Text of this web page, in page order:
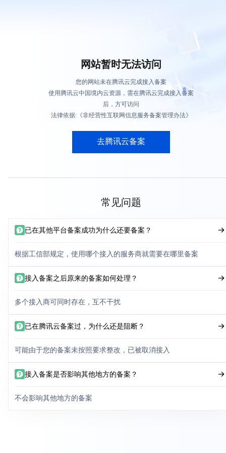
网站暂时无法访问
您的网站未在腾讯云完成接入备案
使用腾讯云中国境内云资源，需在腾讯云完成接入备案
后，方可访问
法律依据:《非经营性互联网信息服务备案管理办法》
去腾讯云备案
常见问题
已在其他平台备案成功为什么还要备案？
根据工信部规定，使用哪个接入的服务商就需要在哪里备案
接入备案之后原来的备案如何处理？
多个接入商可同时存在，互不干扰
已在腾讯云备案过，为什么还是阻断？
可能由于您的备案未按照要求整改，已被取消接入
接入备案是否影响其他地方的备案？
不会影响其他地方的备案